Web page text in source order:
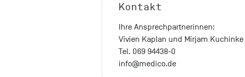
Kontakt
Ihre Ansprechpartnerinnen:
Vivien Kaplan und Mirjam Kuchinke
Tel. 069 94438-0
info@medico.de